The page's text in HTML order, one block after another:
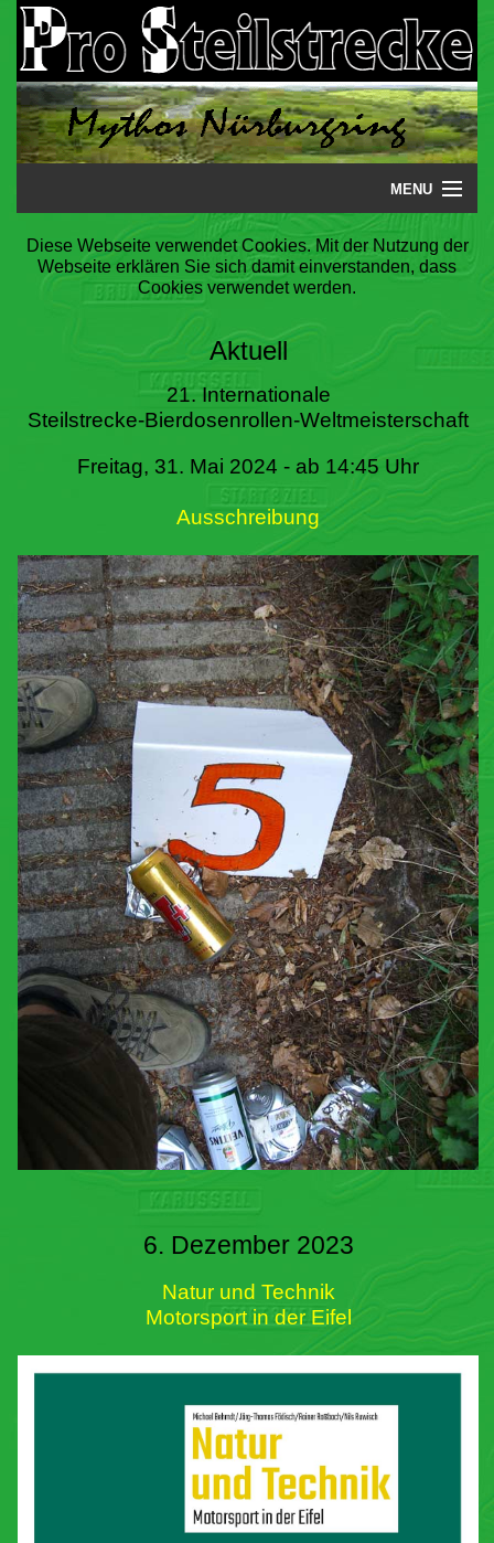
MENU
Startseite
Steilstrecke
Literatur
Termine
Diese Webseite verwendet Cookies. Mit der Nutzung der
Webseite erklären Sie sich damit einverstanden, dass
Cookies verwendet werden.
Aktuell
21. Internationale
Steilstrecke-Bierdosenrollen-Weltmeisterschaft
Freitag, 31. Mai 2024 - ab 14:45 Uhr
Ausschreibung
6. Dezember 2023
Natur und Technik
Motorsport in der Eifel